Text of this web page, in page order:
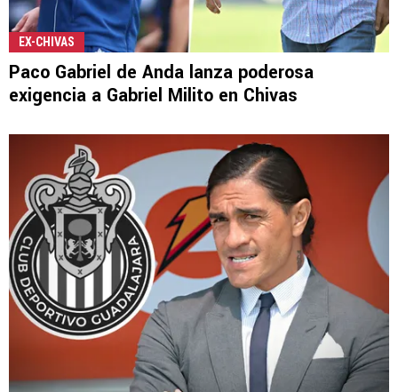
EX-CHIVAS
Paco Gabriel de Anda lanza poderosa
exigencia a Gabriel Milito en Chivas